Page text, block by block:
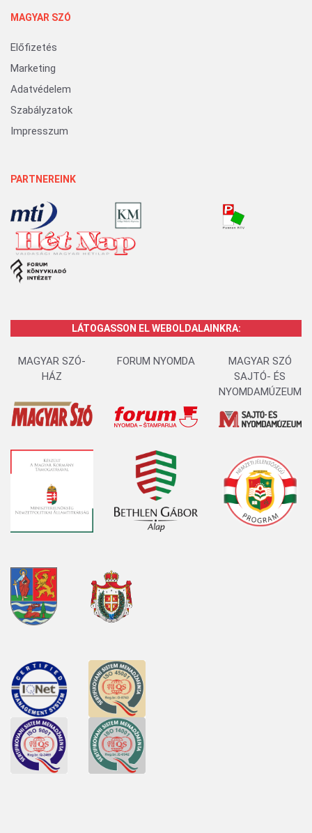
MAGYAR SZÓ
Előfizetés
Marketing
Adatvédelem
Szabályzatok
Impresszum
PARTNEREINK
LÁTOGASSON EL WEBOLDALAINKRA:
MAGYAR SZÓ-
HÁZ
FORUM NYOMDA
MAGYAR SZÓ
SAJTÓ- ÉS
NYOMDAMÚZEUM